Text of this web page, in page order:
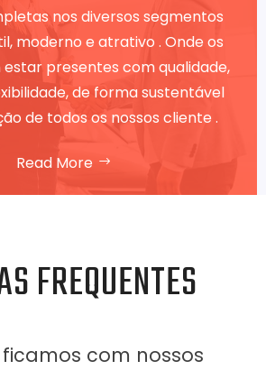
nos diversos segmentos
moderno e atrativo . Onde os
estar presentes com qualidade,
de forma sustentável
de todos os nossos cliente .
Read More
FREQUENTES
com nossos